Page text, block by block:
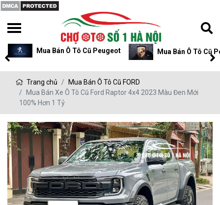
Mua Bán Ô Tô Cũ Peugeot Mua Bán Ô Tô Cũ
Trang chủ
Mua Bán Ô Tô Cũ FORD
Mua Bán Xe Ô Tô Cũ Ford Raptor 4x4 2023 Màu Đen Mới
100% Hơn 1 Tỷ